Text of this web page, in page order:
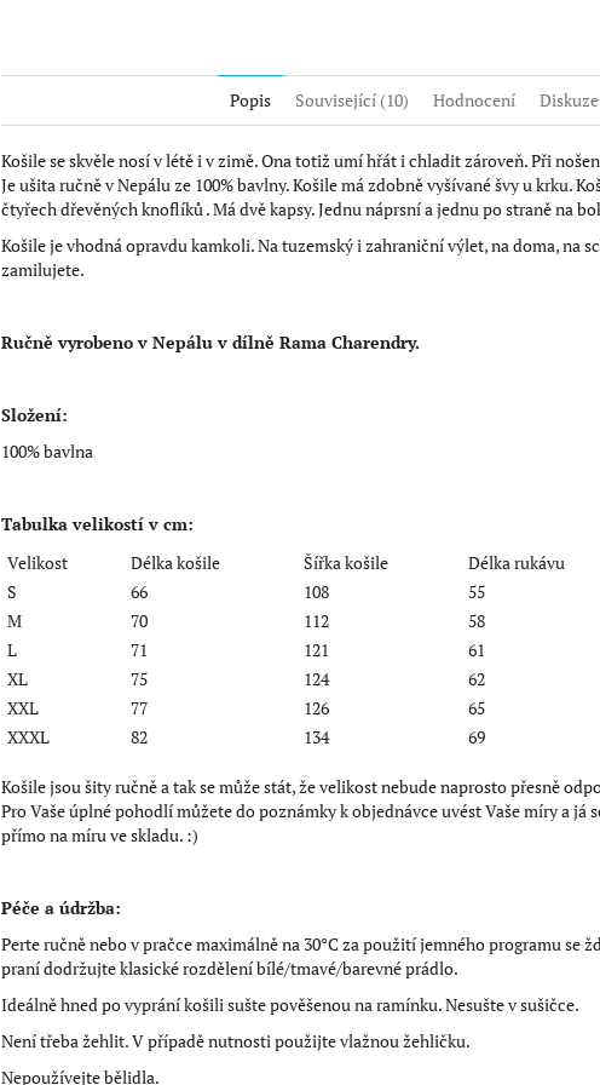
Popis Související (10) Hodnocení Diskuze
Košile se skvěle nosí v létě i v zimě. Ona totiž umí hřát i chladit zároveň. Při
Je ušita ručně v Nepálu ze 100% bavlny. Košile má zdobně vyšívané švy u krku.
čtyřech dřevěných knoflíků . Má dvě kapsy. Jednu náprsní a jednu po straně na
Košile je vhodná opravdu kamkoli. Na tuzemský i zahraniční výlet, na doma, na
zamilujete.
Ručně vyrobeno v Nepálu v dílně Rama Charendry.
Složení:
100% bavlna
Tabulka velikostí v cm:
Velikost
Délka košile Šířka košile Délka rukávu
S
66 108 55
M
70 112 58
L
71 121 61
XL
75 124 62
XXL
77 126 65
XXXL
82 134 69
Košile jsou šity ručně a tak se může stát, že velikost nebude naprosto přesně
Pro Vaše úplné pohodlí můžete do poznámky k objednávce uvést Vaše míry a já
přímo na míru ve skladu. :)
Péče a údržba:
Perte ručně nebo v pračce maximálně na 30°C za použití jemného programu se
praní dodržujte klasické rozdělení bílé/tmavé/barevné prádlo.
Ideálně hned po vyprání košili sušte pověšenou na ramínku. Nesušte v sušičce.
Není třeba žehlit. V případě nutnosti použijte vlažnou žehličku.
Nepoužívejte bělidla.